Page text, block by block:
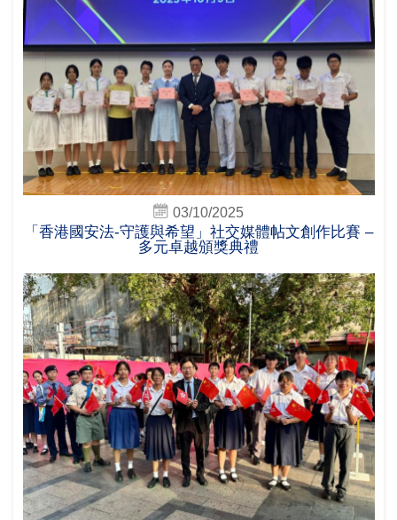
03/10/2025
「香港國安法-守護與希望」社交媒體帖文創作比賽 –
多元卓越頒獎典禮